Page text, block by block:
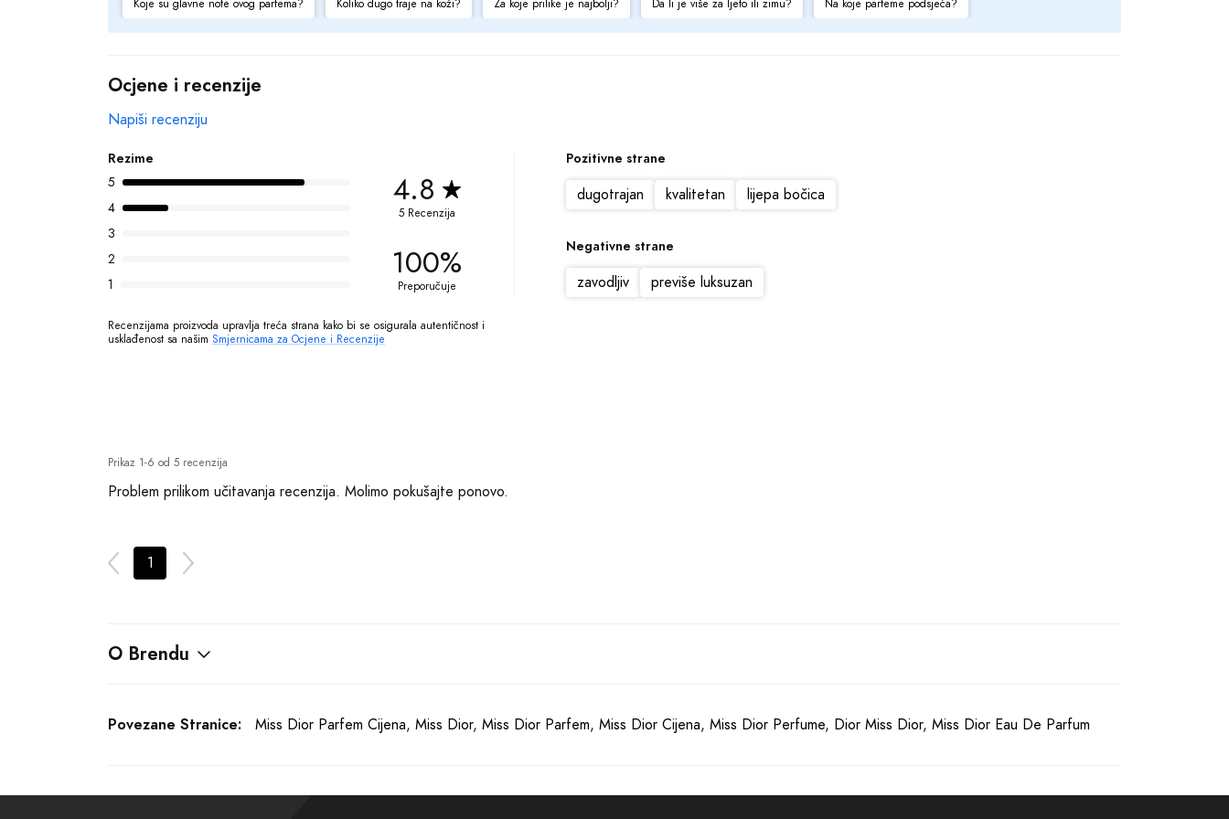
Koje su glavne note ovog parfema? Koliko dugo traje na koži? Za koje prilike je najbolji? Da li je više za ljeto ili zimu? Na koje parfeme podsjeća?
Ocjene i recenzije
Napiši recenziju
Rezime
5
4
3
2
1
4.8
5 Recenzija
100%
Preporučuje
Pozitivne strane
dugotrajan kvalitetan lijepa bočica
Negativne strane
zavodljiv previše luksuzan
Recenzijama proizvoda upravlja treća strana kako bi se osigurala autentičnost i
usklađenost sa našim Smjernicama za Ocjene i Recenzije
Prikaz 1-6 od 5 recenzija
Problem prilikom učitavanja recenzija. Molimo pokušajte ponovo.
1
O Brendu
Povezane Stranice: Miss Dior Parfem Cijena, Miss Dior, Miss Dior Parfem, Miss Dior Cijena, Miss Dior Perfume, Dior Miss Dior, Miss Dior Eau De Parfum